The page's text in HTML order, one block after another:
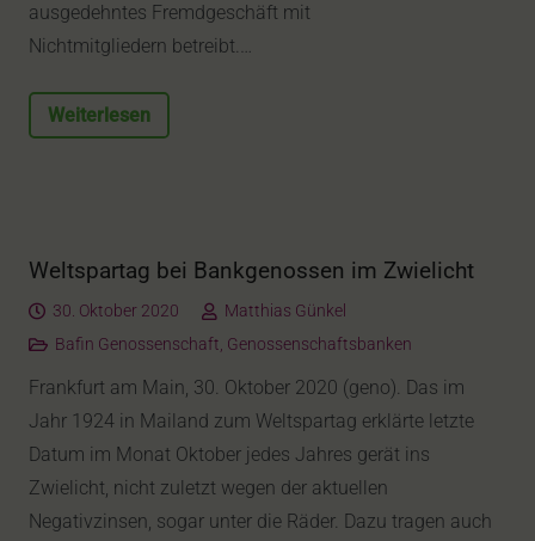
ausgedehntes Fremdgeschäft mit
Nichtmitgliedern betreibt.…
Weiterlesen
Weltspartag bei Bankgenossen im Zwielicht
30. Oktober 2020
Matthias Günkel
Bafin Genossenschaft, Genossenschaftsbanken
Frankfurt am Main, 30. Oktober 2020 (geno). Das im
Jahr 1924 in Mailand zum Weltspartag erklärte letzte
Datum im Monat Oktober jedes Jahres gerät ins
Zwielicht, nicht zuletzt wegen der aktuellen
Negativzinsen, sogar unter die Räder. Dazu tragen auch